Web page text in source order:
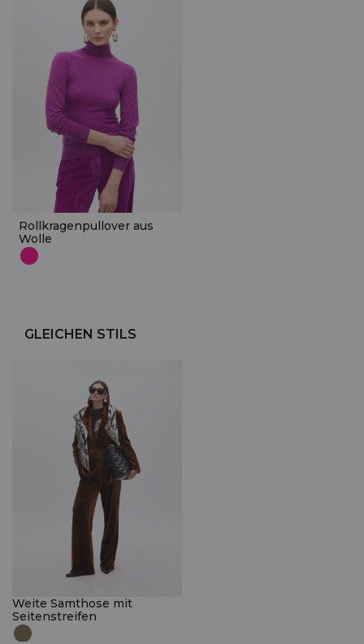
Rollkragenpullover aus
Wolle
GLEICHEN STILS
Weite Samthose mit
Seitenstreifen